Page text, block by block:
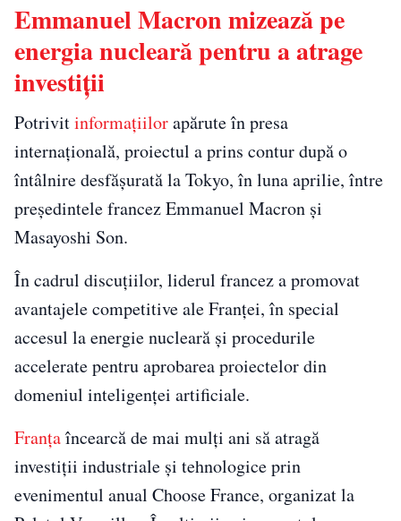
Emmanuel Macron mizează pe
energia nucleară pentru a atrage
investiții
Potrivitinformațiilorapărute în presa
internațională, proiectul a prins contur după o
întâlnire desfășurată la Tokyo, în luna aprilie, între
președintele francez Emmanuel Macron și
Masayoshi Son.
În cadrul discuțiilor, liderul francez a promovat
avantajele competitive ale Franței, în special
accesul la energie nucleară și procedurile
accelerate pentru aprobarea proiectelor din
domeniul inteligenței artificiale.
Franțaîncearcă de mai mulți ani să atragă
investiții industriale și tehnologice prin
evenimentul anual Choose France, organizat la